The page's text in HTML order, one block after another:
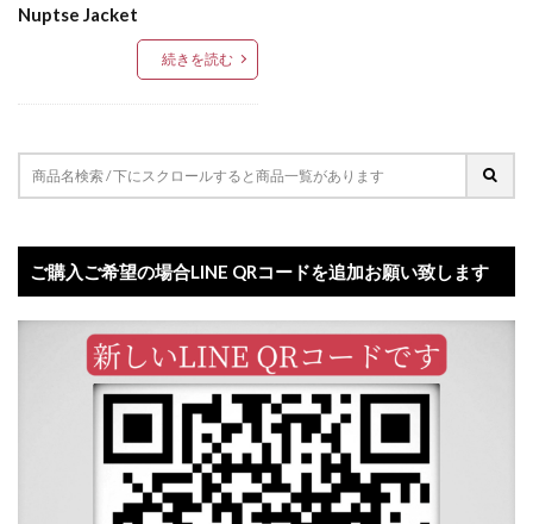
Nuptse Jacket
続きを読む
ご購入ご希望の場合LINE QRコードを追加お願い致します